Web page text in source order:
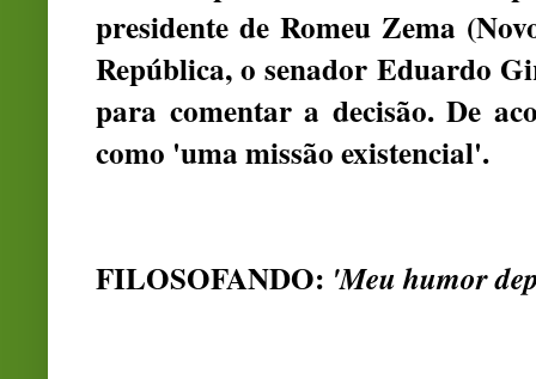
presidente de Romeu Zema
República, o senador Eduardo
para comentar a decisão. De
como 'uma missão existencial'.
FILOSOFANDO: 'Meu humor